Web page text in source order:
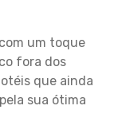
um toque
fora dos
que ainda
sua ótima